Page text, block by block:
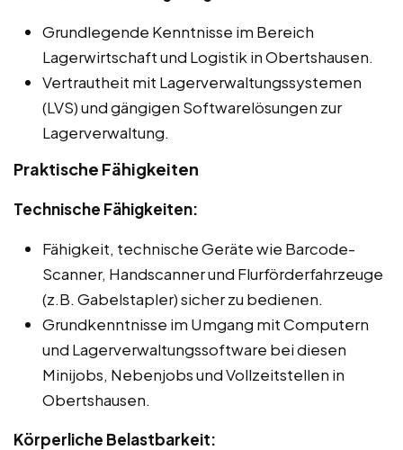
Grundlegende Kenntnisse im Bereich
Lagerwirtschaft und Logistik in Obertshausen.
Vertrautheit mit Lagerverwaltungssystemen
(LVS) und gängigen Softwarelösungen zur
Lagerverwaltung.
Praktische Fähigkeiten
Technische Fähigkeiten:
Fähigkeit, technische Geräte wie Barcode-
Scanner, Handscanner und Flurförderfahrzeuge
(z.B. Gabelstapler) sicher zu bedienen.
Grundkenntnisse im Umgang mit Computern
und Lagerverwaltungssoftware bei diesen
Minijobs, Nebenjobs und Vollzeitstellen in
Obertshausen.
Körperliche Belastbarkeit: